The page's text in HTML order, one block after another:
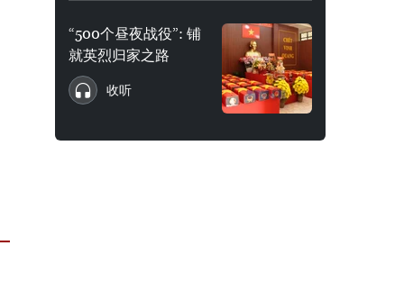
“500个昼夜战役”: 铺
就英烈归家之路
收听